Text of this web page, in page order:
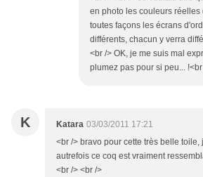
en photo les couleurs réelles
toutes façons les écrans
différents, chacun y verra
<br /> OK, je me suis mal
plumez pas pour si peu...
K Katara 03/03/2011 17:21
<br /> bravo pour cette très belle
autrefois ce coq est vraiment
<br /> <br />